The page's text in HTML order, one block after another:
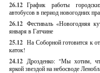
26.12 График работы
автобусов в период новогодних
26.12 Фестиваль «Новогодняя
января в Гатчине
25.12 На Соборной готовится к
каток!
24.12 Дрозденко: "Мы хотим,
яркой звездой на небосводе